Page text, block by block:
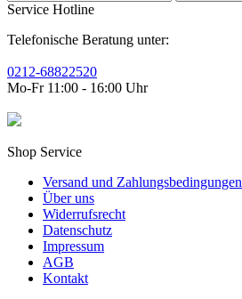
Service Hotline
Telefonische Beratung unter:
0212-68822520
Mo-Fr 11:00 - 16:00 Uhr
Shop Service
Versand und Zahlungsbedingungen
Über uns
Widerrufsrecht
Datenschutz
Impressum
AGB
Kontakt